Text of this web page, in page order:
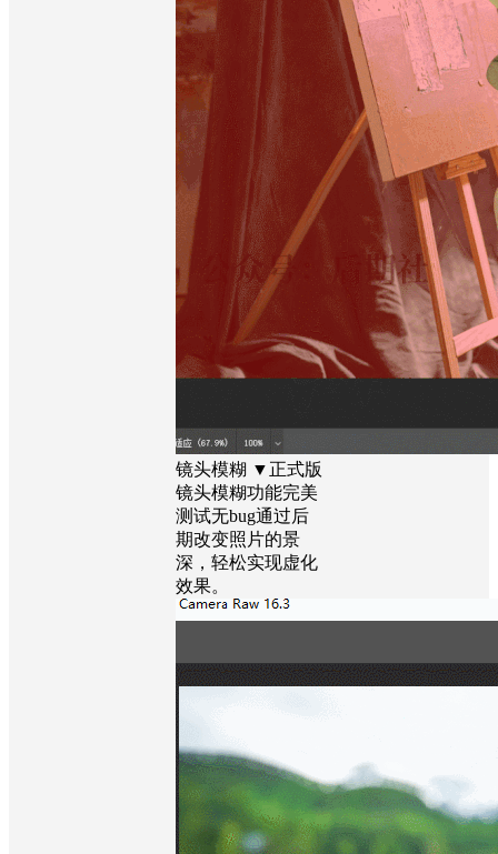
镜头模糊 ▼正式版
镜头模糊功能完美
测试无bug通过后
期改变照片的景
深，轻松实现虚化
效果。